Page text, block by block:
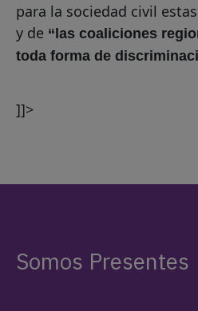
para la sociedad civil
y de “las coaliciones
toda forma de
]]>
Somos Presentes